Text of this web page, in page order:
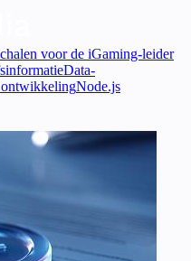
voor de iGaming-leider
Data-
Node.js